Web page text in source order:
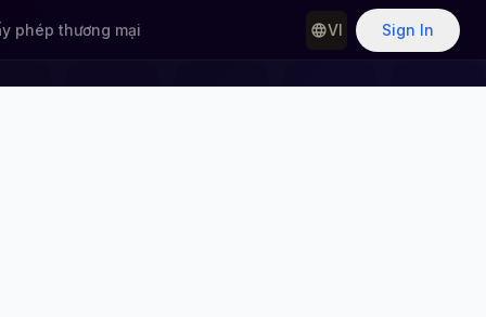
phép thương mại VI Sign In